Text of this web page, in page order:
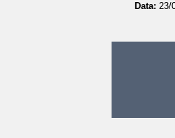
Data: 23/